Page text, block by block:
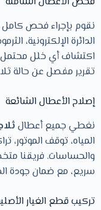
نقوم بإجراء فحص كامل
الدائرة الإلكترونية،
اكتشاف أي خلل محتمل
تقرير مفصل عن حالة
إصلاح الأعطال الشائعة
نغطي جميع أعطال
المياه، توقف الموتور،
والحساسات. فريقنا
سريع، مع ضمان جودة
تركيب قطع الغيار